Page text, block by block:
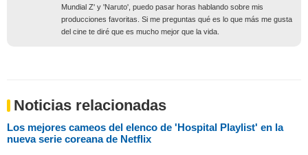
Mundial Z' y 'Naruto', puedo pasar horas hablando sobre mis
producciones favoritas. Si me preguntas qué es lo que más me gusta
del cine te diré que es mucho mejor que la vida.
Noticias relacionadas
Los mejores cameos del elenco de 'Hospital Playlist' en la
nueva serie coreana de Netflix